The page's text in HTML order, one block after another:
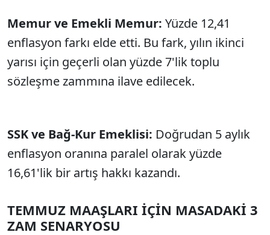
Memur ve Emekli Memur: Yüzde 12,41
enflasyon farkı elde etti. Bu fark, yılın ikinci
yarısı için geçerli olan yüzde 7'lik toplu
sözleşme zammına ilave edilecek.
SSK ve Bağ-Kur Emeklisi: Doğrudan 5 aylık
enflasyon oranına paralel olarak yüzde
16,61'lik bir artış hakkı kazandı.
TEMMUZ MAAŞLARI İÇİN MASADAKİ 3
ZAM SENARYOSU